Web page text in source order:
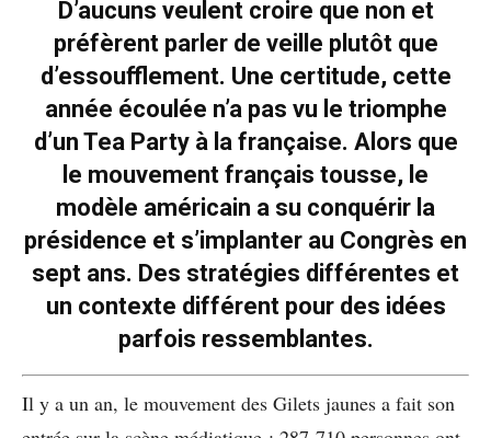
D’aucuns veulent croire que non et
préfèrent parler de veille plutôt que
d’essoufflement. Une certitude, cette
année écoulée n’a pas vu le triomphe
d’un Tea Party à la française. Alors que
le mouvement français tousse, le
modèle américain a su conquérir la
présidence et s’implanter au Congrès en
sept ans. Des stratégies différentes et
un contexte différent pour des idées
parfois ressemblantes.
Il y a un an, le mouvement des Gilets jaunes a fait son